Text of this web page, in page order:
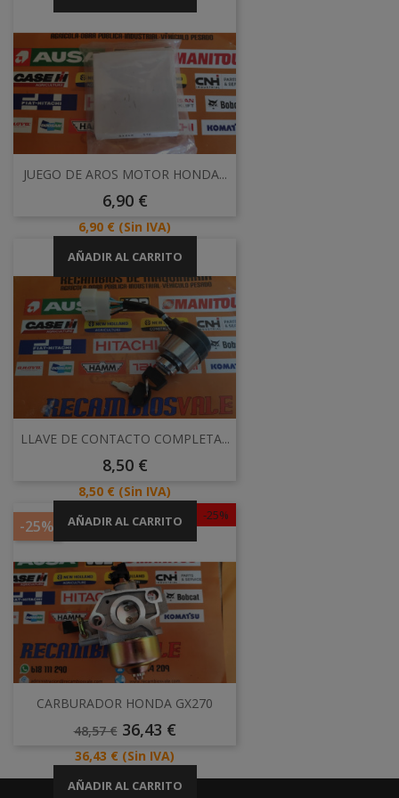
JUEGO DE AROS MOTOR HONDA...
Precio
6,90 €
Precio
6,90 € (Sin IVA)
AÑADIR AL CARRITO
LLAVE DE CONTACTO COMPLETA...
Precio
8,50 €
Precio
8,50 € (Sin IVA)
AÑADIR AL CARRITO -25%
-25%
CARBURADOR HONDA GX270
Precio
48,57 € Precio
36,43 €
Precio
36,43 € (Sin IVA)
AÑADIR AL CARRITO